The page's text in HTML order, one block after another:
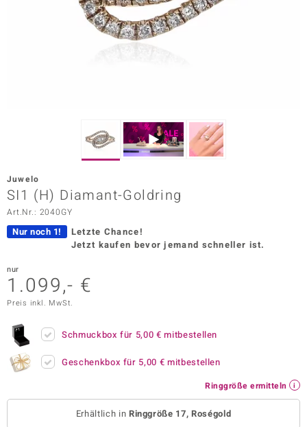
Vogue
Juwelo
SI1 (H) Diamant-Goldring
Art.Nr.: 2040GY
Nur noch 1!
Letzte Chance!
Jetzt kaufen bevor jemand schneller ist.
nur
1.099,- €
Preis inkl. MwSt.
Schmuckbox für 5,00 € mitbestellen
Geschenkbox für 5,00 € mitbestellen
Ringgröße ermitteln
Erhältlich in Ringgröße 17, Roségold